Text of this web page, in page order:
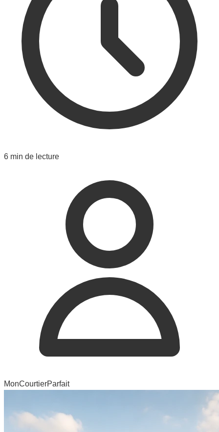
6 min de lecture
MonCourtierParfait